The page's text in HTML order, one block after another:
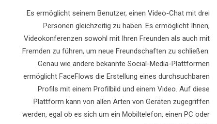
Es ermöglicht seinem Benutzer, einen Video-Chat mit drei
Personen gleichzeitig zu haben. Es ermöglicht Ihnen,
Videokonferenzen sowohl mit Ihren Freunden als auch mit
Fremden zu führen, um neue Freundschaften zu schließen.
Genau wie andere bekannte Social-Media-Plattformen
ermöglicht FaceFlows die Erstellung eines durchsuchbaren
Profils mit einem Profilbild und einem Video. Auf diese
Plattform kann von allen Arten von Geräten zugegriffen
werden, egal ob es sich um ein Mobiltelefon, einen PC oder